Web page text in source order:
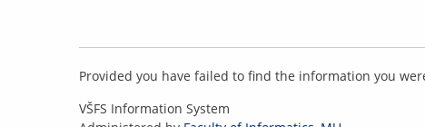
Provided you have failed to find the information you
IS
VŠFS Information System